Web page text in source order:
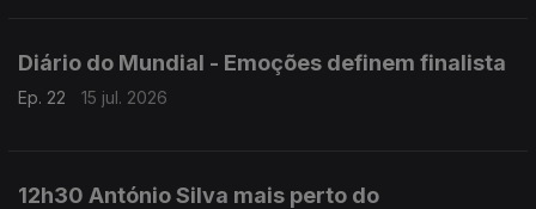
Diário do Mundial - Emoções definem finalista
Ep. 22 15 jul. 2026
12h30 António Silva mais perto do